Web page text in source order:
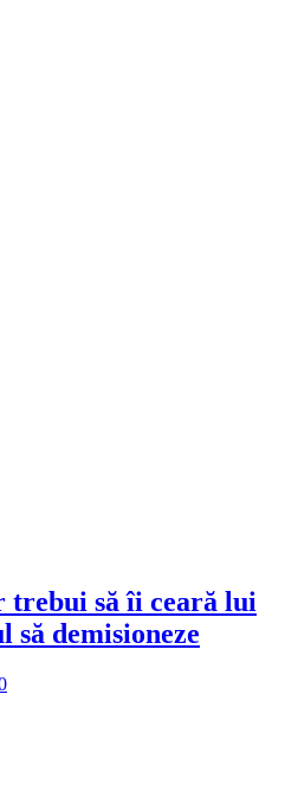
trebui să îi ceară lui
să demisioneze